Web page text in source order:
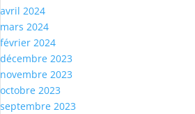
avril 2024
mars 2024
février 2024
décembre 2023
novembre 2023
octobre 2023
septembre 2023